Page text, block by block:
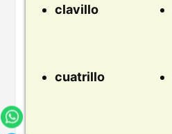
clavillo
cuatrillo